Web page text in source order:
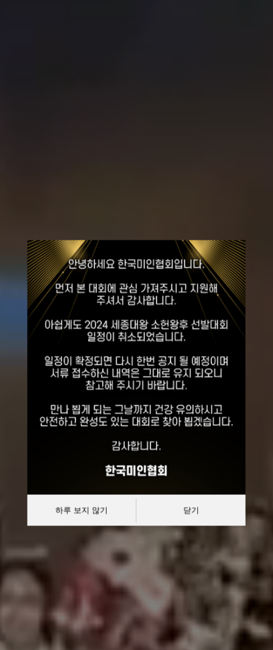
세종대왕
소헌왕후
선발대회
대한민국 한복모델 선발대회
하루 보지 않기 닫기